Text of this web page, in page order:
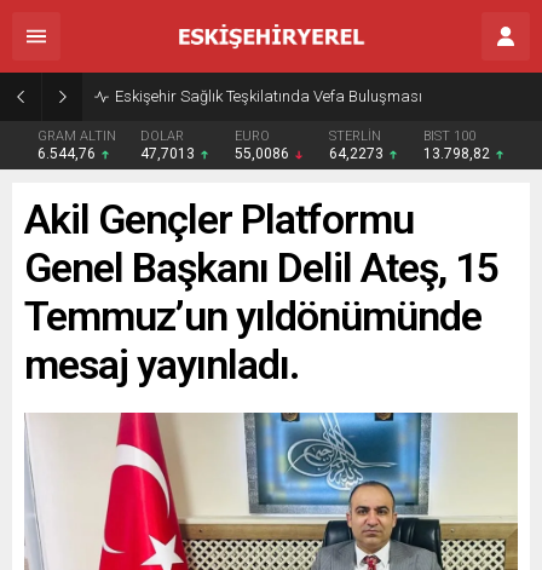
Eskişehir Sağlık Teşkilatında Vefa Buluşması
GRAM ALTIN
6.544,76
DOLAR
47,7013
EURO
55,0086
STERLİN
64,2273
BIST 100
13.798,82
Akil Gençler Platformu
Genel Başkanı Delil Ateş, 15
Temmuz’un yıldönümünde
mesaj yayınladı.